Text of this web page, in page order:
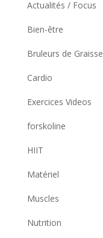
Actualités / Focus
Bien-être
Bruleurs de Graisse
Cardio
Exercices Videos
forskoline
HIIT
Matériel
Muscles
Nutrition